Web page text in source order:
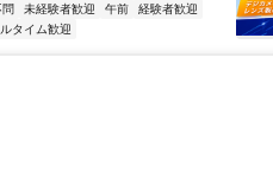
未経験者歓迎 午前
経験者歓迎
タイム歓迎